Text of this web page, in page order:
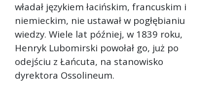
władał językiem łacińskim, francuskim i
niemieckim, nie ustawał w pogłębianiu
wiedzy. Wiele lat później, w 1839 roku,
Henryk Lubomirski powołał go, już po
odejściu z Łańcuta, na stanowisko
dyrektora Ossolineum.